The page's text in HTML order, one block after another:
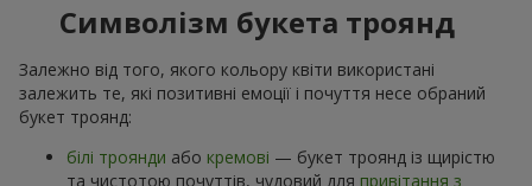
Символізм букета троянд
Залежно від того, якого кольору квіти використані
залежить те, які позитивні емоції і почуття несе обраний
букет троянд:
білі троянди або кремові — букет троянд із щирістю
та чистотою почуттів, чудовий для привітання з